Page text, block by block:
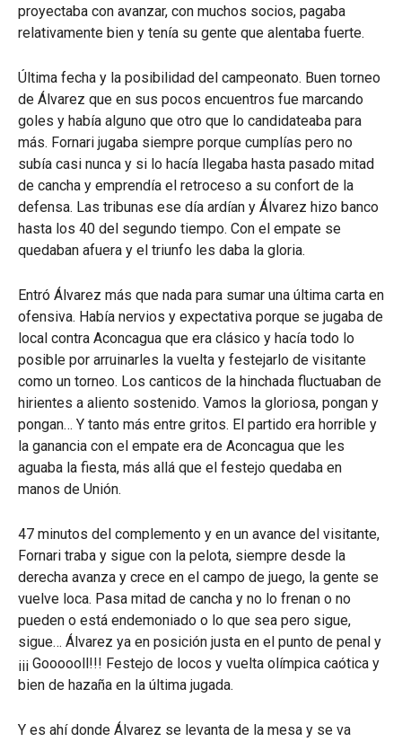
proyectaba con avanzar, con muchos socios, pagaba
relativamente bien y tenía su gente que alentaba fuerte.
Última fecha y la posibilidad del campeonato. Buen torneo
de Álvarez que en sus pocos encuentros fue marcando
goles y había alguno que otro que lo candidateaba para
más. Fornari jugaba siempre porque cumplías pero no
subía casi nunca y si lo hacía llegaba hasta pasado mitad
de cancha y emprendía el retroceso a su confort de la
defensa. Las tribunas ese día ardían y Álvarez hizo banco
hasta los 40 del segundo tiempo. Con el empate se
quedaban afuera y el triunfo les daba la gloria.
Entró Álvarez más que nada para sumar una última carta en
ofensiva. Había nervios y expectativa porque se jugaba de
local contra Aconcagua que era clásico y hacía todo lo
posible por arruinarles la vuelta y festejarlo de visitante
como un torneo. Los canticos de la hinchada fluctuaban de
hirientes a aliento sostenido. Vamos la gloriosa, pongan y
pongan… Y tanto más entre gritos. El partido era horrible y
la ganancia con el empate era de Aconcagua que les
aguaba la fiesta, más allá que el festejo quedaba en
manos de Unión.
47 minutos del complemento y en un avance del visitante,
Fornari traba y sigue con la pelota, siempre desde la
derecha avanza y crece en el campo de juego, la gente se
vuelve loca. Pasa mitad de cancha y no lo frenan o no
pueden o está endemoniado o lo que sea pero sigue,
sigue… Álvarez ya en posición justa en el punto de penal y
¡¡¡ Goooooll!!! Festejo de locos y vuelta olímpica caótica y
bien de hazaña en la última jugada.
Y es ahí donde Álvarez se levanta de la mesa y se va